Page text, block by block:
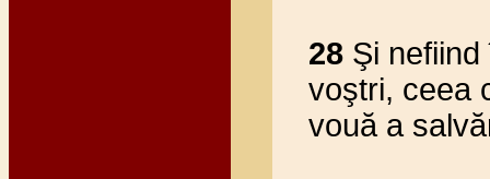
28 Şi
voştri, ceea
vouă a